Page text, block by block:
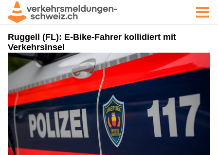
Ruggell (FL): E-Bike-Fahrer kollidiert mit
Verkehrsinsel